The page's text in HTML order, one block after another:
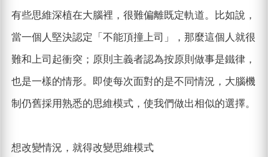
有些思維深植在大腦裡，很難偏離既定軌道。比如說，
當一個人堅決認定「不能頂撞上司」，那麼這個人就很
難和上司起衝突；原則主義者認為按原則做事是鐵律，
也是一樣的情形。即使每次面對的是不同情況，大腦機
制仍舊採用熟悉的思維模式，使我們做出相似的選擇。
想改變情況，就得改變思維模式